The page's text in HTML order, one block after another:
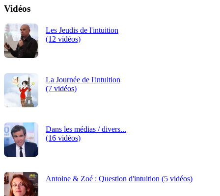
Vidéos
Les Jeudis de l'intuition
(12 vidéos)
La Journée de l'intuition
(7 vidéos)
Dans les médias / divers...
(16 vidéos)
Antoine & Zoé : Question d'intuition (5 vidéos)